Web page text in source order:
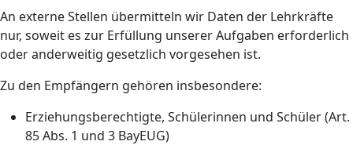
An externe Stellen übermitteln wir Daten der Lehrkräfte
nur, soweit es zur Erfüllung unserer Aufgaben erforderlich
oder anderweitig gesetzlich vorgesehen ist.
Zu den Empfängern gehören insbesondere:
Erziehungsberechtigte, Schülerinnen und Schüler (Art.
85 Abs. 1 und 3 BayEUG)